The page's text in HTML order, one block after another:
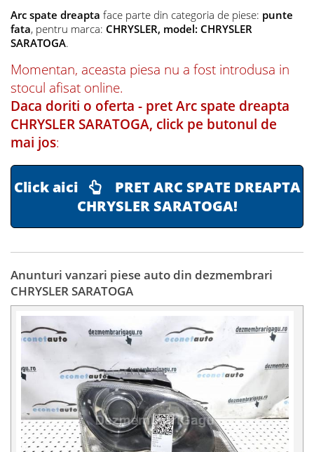
Arc spate dreapta face parte din categoria de piese: punte
fata, pentru marca: CHRYSLER, model: CHRYSLER
SARATOGA.
Momentan, aceasta piesa nu a fost introdusa in
stocul afisat online.
Daca doriti o oferta - pret Arc spate dreapta
CHRYSLER SARATOGA, click pe butonul de
mai jos:
Click aici
PRET ARC SPATE DREAPTA
CHRYSLER SARATOGA!
Anunturi vanzari piese auto din dezmembrari
CHRYSLER SARATOGA